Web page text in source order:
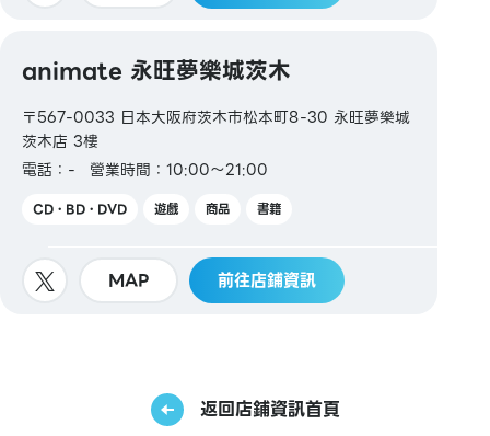
animate 永旺夢樂城茨木
〒567-0033 日本大阪府茨木市松本町8-30 永旺夢樂城
茨木店 3樓
電話：-
營業時間：10:00～21:00
CD・BD・DVD 遊戲 商品 書籍
MAP 前往店鋪資訊
返回店鋪資訊首頁